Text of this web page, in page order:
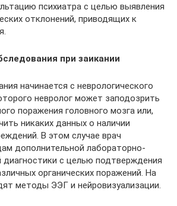
психиатра с целью выявления
отклонений, приводящих к
при заикании
начинается с неврологического
невролог может заподозрить
поражения головного мозга или,
никаких данных о наличии
В этом случае врач
дополнительной лабораторно-
диагностики с целью подтверждения
органических поражений. На
методы ЭЭГ и нейровизуализации.